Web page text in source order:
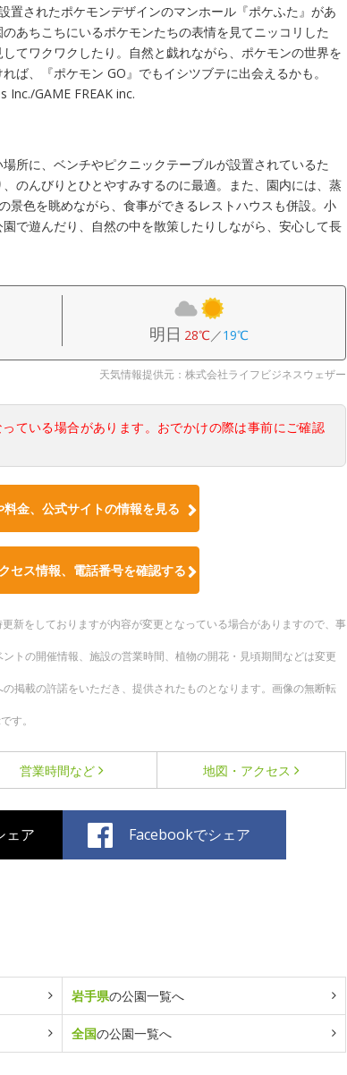
置されたポケモンデザインのマンホール『ポケふた』があ
あちこちにいるポケモンたちの表情を見てニッコリした
てワクワクしたり。自然と戯れながら、ポケモンの世界を
ば、『ポケモン GO』でもイシツブテに出会えるかも。
GAME FREAK inc.
所に、ベンチやピクニックテーブルが設置されているた
のんびりとひとやすみするのに最適。また、園内には、蒸
景色を眺めながら、食事ができるレストハウスも併設。小
で遊んだり、自然の中を散策したりしながら、安心して長
明日 28℃／19℃
天気情報提供元：株式会社ライフビジネスウェザー
ている場合があります。おでかけの際は事前にご確認
料金、公式サイトの情報を見る
セス情報、電話番号を確認する
新をしておりますが内容が変更となっている場合がありますので、事
トの開催情報、施設の営業時間、植物の開花・見頃期間などは変更
掲載の許諾をいただき、提供されたものとなります。画像の無断転
す。
営業時間など 地図・アクセス
ェア Facebookでシェア
岩手県の公園一覧へ
全国の公園一覧へ